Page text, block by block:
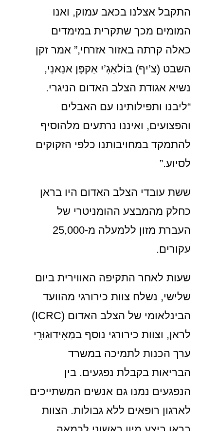
התקבל אצלנו בכאב עמוק, ואנו
המומים מכך שתקרית במימדים
כאלה קרתה באזור אזרחי,” אמר זקן
השבט (צ’יף) בּוֹלאַגִ’י אַקפָּן אנַאנִי,
נשיא אגודת הצלב האדום הניגרי.
“ליבנו ותפילותינו עם האבלים
והפצועים, ואיננו נרתעים מלהוסיף
להתמקד במחויבותנו כלפי הזקוקים
לסיוע.”
ששת עובדי הצלב האדום היו בראן
כחלק מהמבצע ההומניטרי של
העברת מזון ללמעלה מ-25,000
עקורים.
שעות לאחר התקיפה האווירית ביום
שלישי, נשלח צוות כירורגי מהוועד
הבינלאומי של הצלב האדום (ICRC)
לראן, וצוות כירורגי נוסף במַאִידוּגוּרִִי
ערך הכנות לתמיכה במשרד
הבריאות בקבלת נפגעים. בין
הנפגעים נמנו גם אנשים המשתייכים
לארגון רופאים ללא גבולות. הצוות